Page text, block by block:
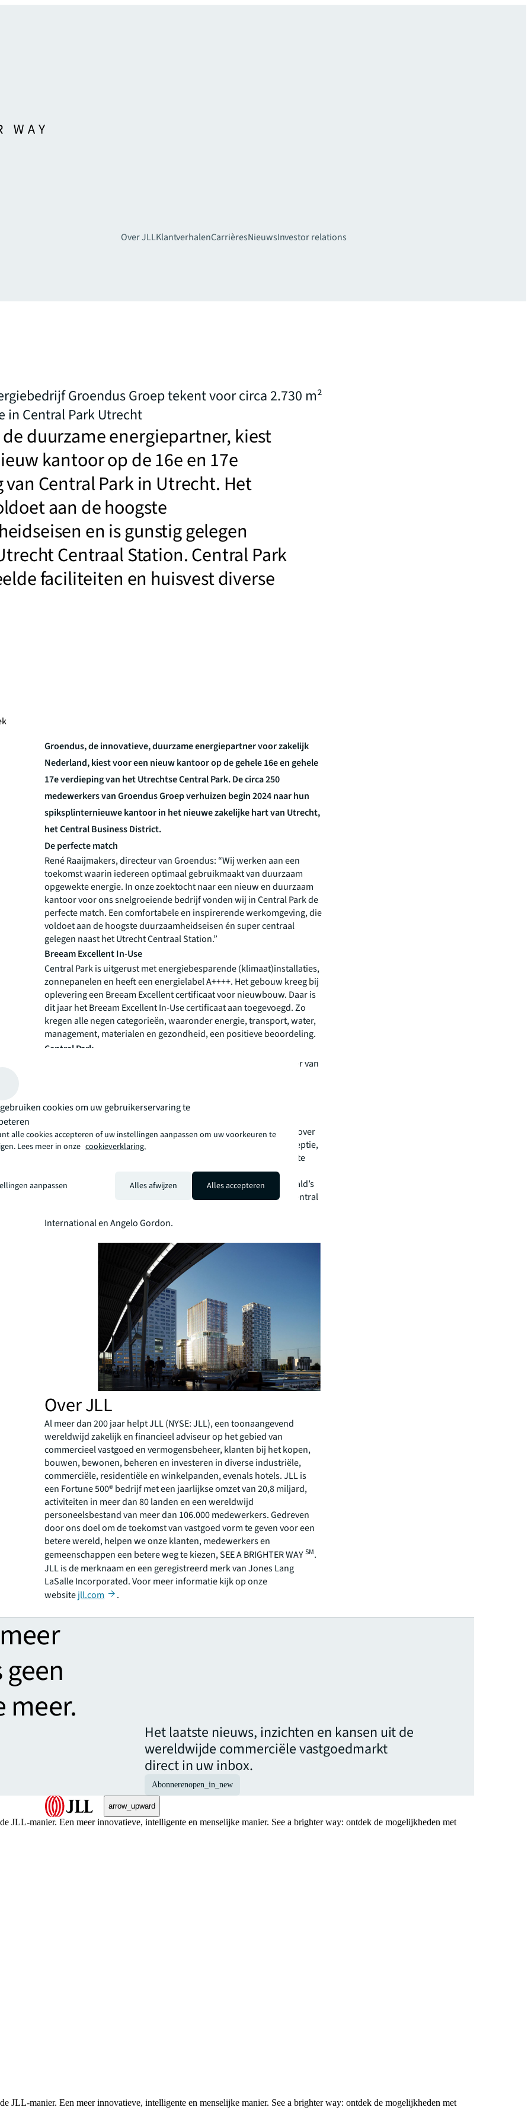
Over JLLKlantverhalenCarrièresNieuwsInvestor relations
Groendus Groep tekent voor circa 2.730 m²
in Central Park Utrecht
duurzame energiepartner, kiest
kantoor op de 16e en 17e
Central Park in Utrecht. Het
aan de hoogste
en is gunstig gelegen
Centraal Station. Central Park
faciliteiten en huisvest diverse
Groendus, de innovatieve, duurzame energiepartner voor zakelijk
Nederland, kiest voor een nieuw kantoor op de gehele 16e en gehele
17e verdieping van het Utrechtse Central Park. De circa 250
medewerkers van Groendus Groep verhuizen begin 2024 naar hun
spiksplinternieuwe kantoor in het nieuwe zakelijke hart van Utrecht,
het Central Business District.
De perfecte match
René Raaijmakers, directeur van Groendus: “Wij werken aan een
toekomst waarin iedereen optimaal gebruikmaakt van duurzaam
opgewekte energie. In onze zoektocht naar een nieuw en duurzaam
kantoor voor ons snelgroeiende bedrijf vonden wij in Central Park de
perfecte match. Een comfortabele en inspirerende werkomgeving, die
voldoet aan de hoogste duurzaamheidseisen én super centraal
gelegen naast het Utrecht Centraal Station.”
Breeam Excellent In-Use
Central Park is uitgerust met energiebesparende (klimaat)installaties,
zonnepanelen en heeft een energielabel A++++. Het gebouw kreeg bij
oplevering een Breeam Excellent certificaat voor nieuwbouw. Daar is
dit jaar het Breeam Excellent In-Use certificaat aan toegevoegd. Zo
kregen alle negen categorieën, waaronder energie, transport, water,
management, materialen en gezondheid, een positieve beoordeling.
Central Park
Institutionele investeerder Bouwinvest is eigenaar en verhuurder van
vertegenwoordigde Bouwinvest, in samenwerking met APF
Central Park bestaat uit ruim 28.500 m² kantoorruimte verdeeld over
23 verdiepingen. De gedeelde faciliteiten, zoals een centrale receptie,
restaurant The Farm Kitchen en het stadspark op 45 meter hoogte
maken van Central Park een unieke werkomgeving. Het kantoor
huisvest een diverse mix aan huurders, zoals ABN Amro, McDonald’s
en PepsiCo. Inmiddels is ruim 85% van het gebouw verhuurd. Central
International en Angelo Gordon.
Over JLL
Al meer dan 200 jaar helpt JLL (NYSE: JLL), een toonaangevend
wereldwijd zakelijk en financieel adviseur op het gebied van
commercieel vastgoed en vermogensbeheer, klanten bij het kopen,
bouwen, bewonen, beheren en investeren in diverse industriële,
commerciële, residentiële en winkelpanden, evenals hotels. JLL is
een Fortune 500® bedrijf met een jaarlijkse omzet van 20,8 miljard,
activiteiten in meer dan 80 landen en een wereldwijd
personeelsbestand van meer dan 106.000 medewerkers. Gedreven
door ons doel om de toekomst van vastgoed vorm te geven voor een
betere wereld, helpen we onze klanten, medewerkers en
gemeenschappen een betere weg te kiezen, SEE A BRIGHTER WAYSM.
JLL is de merknaam en een geregistreerd merk van Jones Lang
LaSalle Incorporated. Voor meer informatie kijk op onze
websitejll.com .
meer.
Het laatste nieuws, inzichten en kansen uit de
wereldwijde commerciële vastgoedmarkt
direct in uw inbox.
Abonnerenopen_in_new
arrow_upward
JLL-manier. Een meer innovatieve, intelligente en menselijke manier. See a brighter way: ontdek de mogelijkheden met
JLL-manier. Een meer innovatieve, intelligente en menselijke manier. See a brighter way: ontdek de mogelijkheden met
cookies om uw gebruikerservaring te
alle cookies accepteren of uw instellingen aanpassen om uw voorkeuren te
Lees meer in onze cookieverklaring.
aanpassen Alles afwijzen Alles accepteren